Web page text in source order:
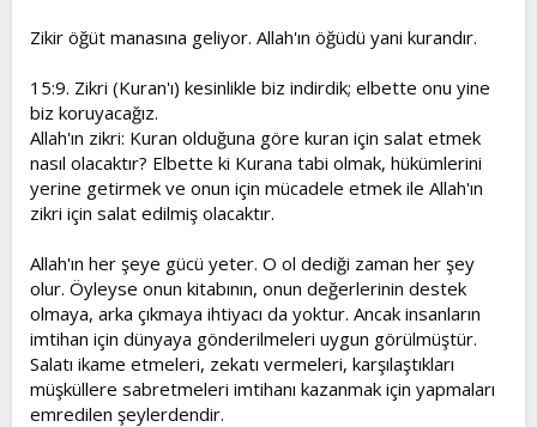
Zikir öğüt manasına geliyor. Allah'ın öğüdü yani kurandır.
15:9. Zikri (Kuran'ı) kesinlikle biz indirdik; elbette onu yine
biz koruyacağız.
Allah'ın zikri: Kuran olduğuna göre kuran için salat etmek
nasıl olacaktır? Elbette ki Kurana tabi olmak, hükümlerini
yerine getirmek ve onun için mücadele etmek ile Allah'ın
zikri için salat edilmiş olacaktır.
Allah'ın her şeye gücü yeter. O ol dediği zaman her şey
olur. Öyleyse onun kitabının, onun değerlerinin destek
olmaya, arka çıkmaya ihtiyacı da yoktur. Ancak insanların
imtihan için dünyaya gönderilmeleri uygun görülmüştür.
Salatı ikame etmeleri, zekatı vermeleri, karşılaştıkları
müşküllere sabretmeleri imtihanı kazanmak için yapmaları
emredilen şeylerdendir.